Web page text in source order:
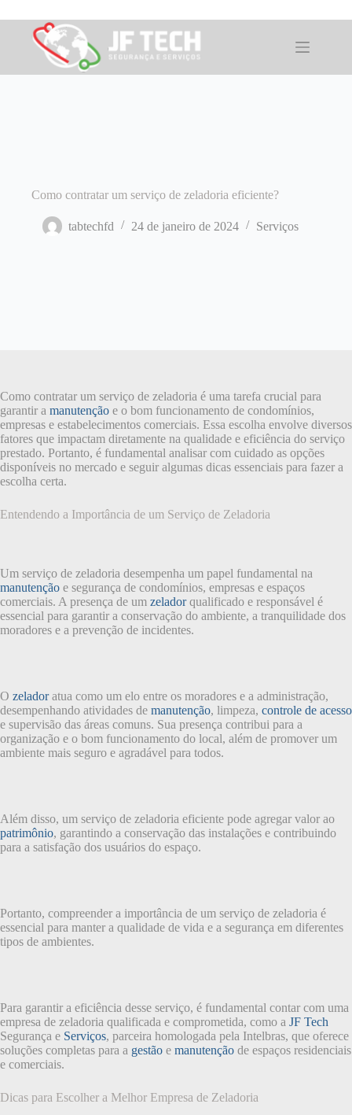
para
conteúdo
Como contratar um serviço de zeladoria eficiente?
tabtechfd 24 de janeiro de 2024 Serviços
Como contratar um serviço de zeladoria é uma tarefa crucial para
garantir a manutenção e o bom funcionamento de condomínios,
empresas e estabelecimentos comerciais. Essa escolha envolve diversos
fatores que impactam diretamente na qualidade e eficiência do serviço
prestado. Portanto, é fundamental analisar com cuidado as opções
disponíveis no mercado e seguir algumas dicas essenciais para fazer a
escolha certa.
Entendendo a Importância de um Serviço de Zeladoria
Um serviço de zeladoria desempenha um papel fundamental na
manutenção e segurança de condomínios, empresas e espaços
comerciais. A presença de um zeladorqualificado e responsável é
essencial para garantir a conservação do ambiente, a tranquilidade dos
moradores e a prevenção de incidentes.
O zeladoratua como um elo entre os moradores e a administração,
desempenhando atividades de manutenção, limpeza, controle de acesso
e supervisão das áreas comuns. Sua presença contribui para a
organização e o bom funcionamento do local, além de promover um
ambiente mais seguro e agradável para todos.
Além disso, um serviço de zeladoria eficiente pode agregar valor ao
patrimônio, garantindo a conservação das instalações e contribuindo
para a satisfação dos usuários do espaço.
Portanto, compreender a importância de um serviço de zeladoria é
essencial para manter a qualidade de vida e a segurança em diferentes
tipos de ambientes.
Para garantir a eficiência desse serviço, é fundamental contar com uma
empresa de zeladoria qualificada e comprometida, como a JF Tech
Segurança e Serviços, parceira homologada pela Intelbras, que oferece
soluções completas para a gestão e manutenção de espaços residenciais
e comerciais.
Dicas para Escolher a Melhor Empresa de Zeladoria